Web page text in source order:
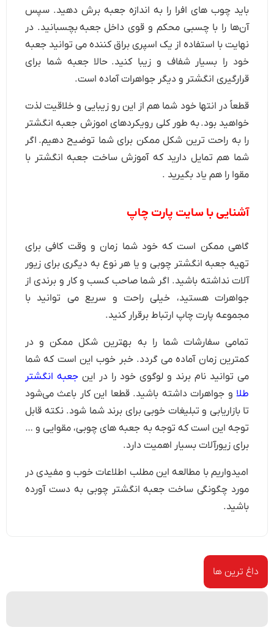
باید چوب های افرا را به اندازه جعبه برش دهید. سپس
آن‌ها را با چسبی محکم و قوی داخل جعبه بچسبانید. در
نهایت با استفاده از یک اسپری براق کننده می توانید جعبه
خود را بسیار شفاف و زیبا کنید. حالا جعبه شما برای
قرارگیری انگشتر و دیگر جواهرات آماده است.
قطعاً در انتها خود شما هم از این رو زیبایی و خلاقیت لذت
خواهید بود. به طور کلی رویکردهای اموزش جعبه انگشتر
را به راحت ترین شکل ممکن برای شما توضیح دهیم. اگر
شما هم تمایل دارید که آموزش ساخت جعبه انگشتر با
مقوا را هم یاد بگیرید .
آشنایی با سایت پارت چاپ
گاهی ممکن است که خود شما زمان و وقت کافی برای
تهیه جعبه انگشتر چوبی و یا هر نوع به دیگری برای زیور
آلات نداشته باشید. اگر شما صاحب کسب و کار و برندی از
جواهرات هستید، خیلی راحت و سریع می توانید با
مجموعه پارت چاپ ارتباط برقرار کنید.
تمامی سفارشات شما را به بهترین شکل ممکن و در
کمترین زمان آماده می گردد. خبر خوب این است که شما
می توانید نام برند و لوگوی خود را در این جعبه انگشتر
طلا و جواهرات داشته باشید. قطعا این کار باعث می‌شود
تا بازاریابی و تبلیغات خوبی برای برند شما شود. نکته قابل
توجه این است که توجه به جعبه های چوبی، مقوایی و …
برای زیورآلات بسیار اهمیت دارد.
امیدواریم با مطالعه این مطلب اطلاعات خوب و مفیدی در
مورد چگونگی ساخت جعبه انگشتر چوبی به دست آورده
باشید.
داغ ترین ها